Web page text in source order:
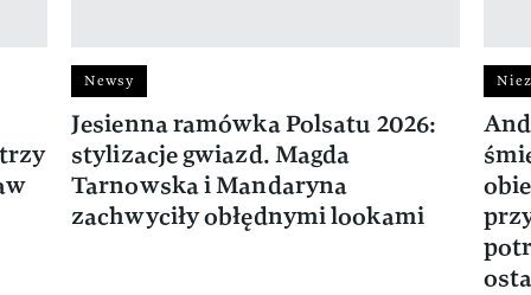
Newsy
Jesienna ramówka Polsatu 2026:
stylizacje gwiazd. Magda
Tarnowska i Mandaryna
zachwyciły obłędnymi lookami